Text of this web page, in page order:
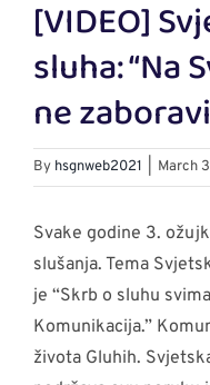
Larger
Image
[VIDEO]
sluha: “Na
ne
By hsgnweb2021 March
Svake godine 3.
slušanja. Tema
je “Skrb o sluhu
Komunikacija.”
života Gluhih.